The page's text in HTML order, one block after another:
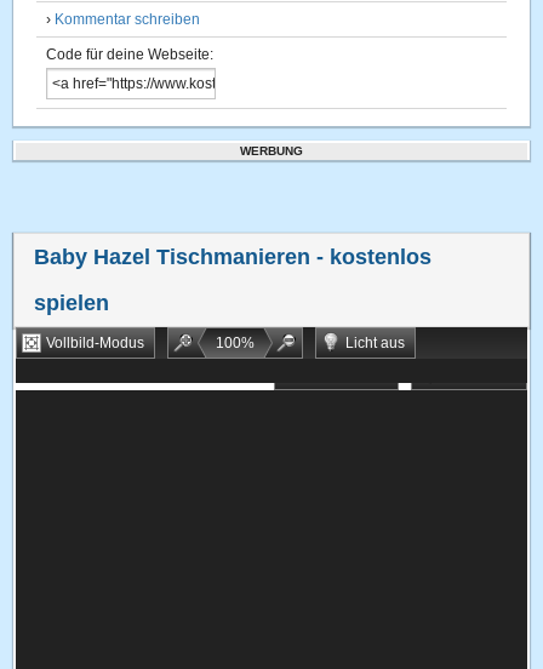
› Kommentar schreiben
Code für deine Webseite:
WERBUNG
Baby Hazel Tischmanieren - kostenlos
spielen
Vollbild-Modus 100%
Licht aus